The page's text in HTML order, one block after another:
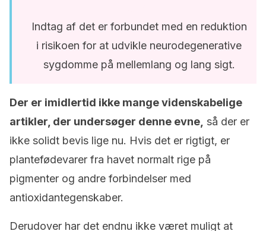
Indtag af det er forbundet med en reduktion
i risikoen for at udvikle neurodegenerative
sygdomme på mellemlang og lang sigt.
Der er imidlertid ikke mange videnskabelige
artikler, der undersøger denne evne, så der er
ikke solidt bevis lige nu. Hvis det er rigtigt, er
plantefødevarer fra havet normalt rige på
pigmenter og andre forbindelser med
antioxidantegenskaber.
Derudover har det endnu ikke været muligt at